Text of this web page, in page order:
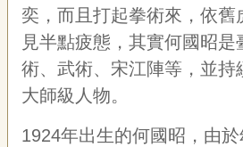
我
們
隱
私
權
告
奕，而且打起拳術來，依舊
見半點疲態，其實何國昭是
術、武術、宋江陣等，並持
大師級人物。
1924年出生的何國昭，由於